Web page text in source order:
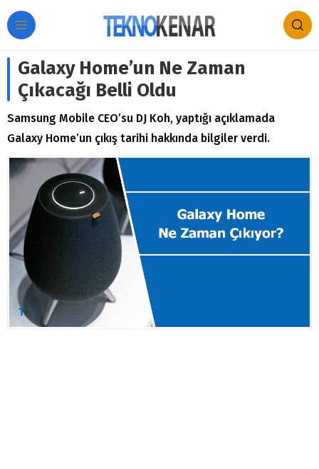
Galaxy Home’un Ne Zaman
Çıkacağı Belli Oldu
Samsung Mobile CEO’su DJ Koh, yaptığı açıklamada
Galaxy Home’un çıkış tarihi hakkında bilgiler verdi.